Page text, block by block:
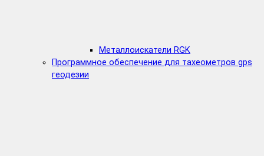
Металлоискатели RGK
Программное обеспечение для тахеометров gps
геодезии